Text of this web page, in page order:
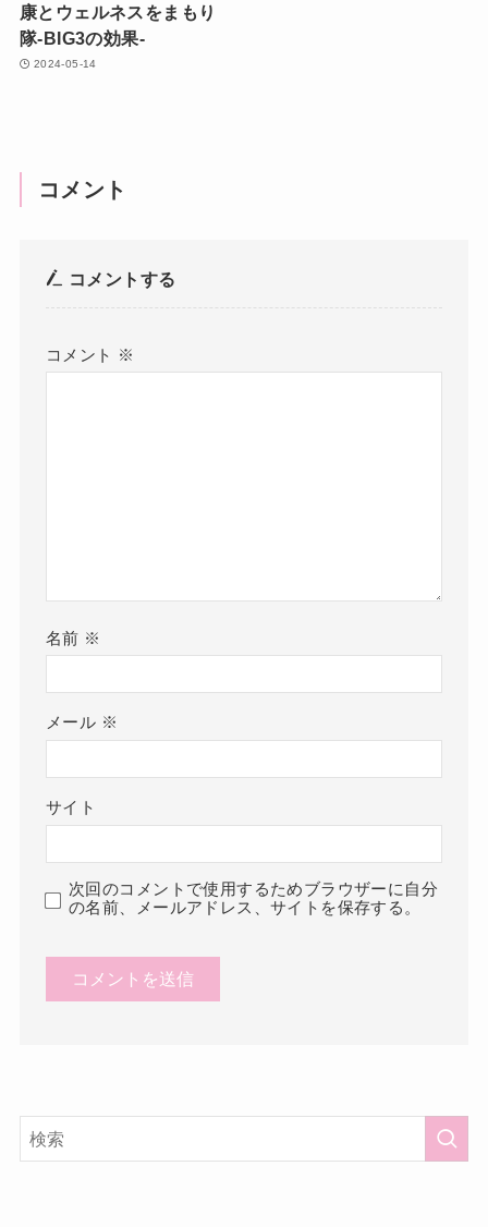
康とウェルネスをまもり
隊-BIG3の効果-
2024-05-14
コメント
コメントする
コメント ※
名前 ※
メール ※
サイト
次回のコメントで使用するためブラウザーに自分
の名前、メールアドレス、サイトを保存する。